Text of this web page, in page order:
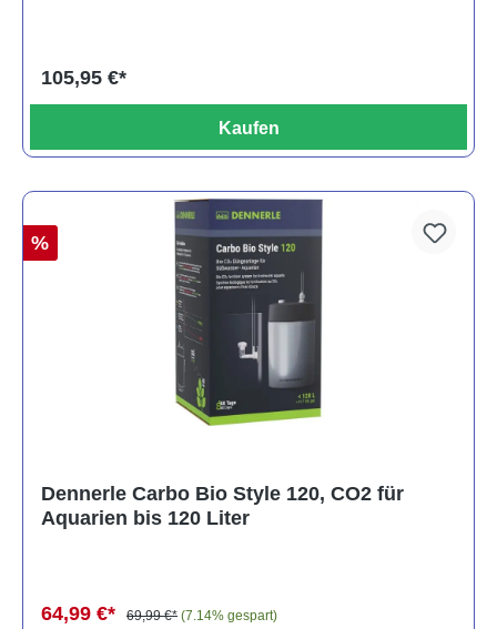
105,95 €*
Kaufen
%
Dennerle Carbo Bio Style 120, CO2 für
Aquarien bis 120 Liter
64,99 €* 69,99 €* (7.14% gespart)